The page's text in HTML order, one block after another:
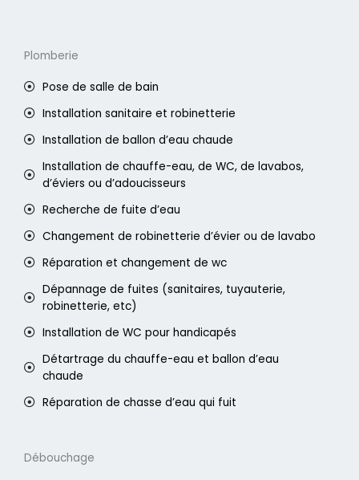
Plomberie
Pose de salle de bain
Installation sanitaire et robinetterie
Installation de ballon d’eau chaude
Installation de chauffe-eau, de WC, de lavabos,
d’éviers ou d’adoucisseurs
Recherche de fuite d’eau
Changement de robinetterie d’évier ou de lavabo
Réparation et changement de wc
Dépannage de fuites (sanitaires, tuyauterie,
robinetterie, etc)
Installation de WC pour handicapés
Détartrage du chauffe-eau et ballon d’eau
chaude
Réparation de chasse d’eau qui fuit
Débouchage